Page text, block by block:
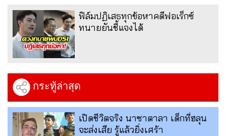
ฟิล์มปฏิเสธทุกข้อหาคดีฟอเร็กซ์
ทนายยันชี้แจงได้
กระทู้ล่าสุด
เปิดชีวิตจริง นาซาตาลา เด็กที่ฮลุน
จะส่งเสีย รู้แล้วยิ่งเศร้า